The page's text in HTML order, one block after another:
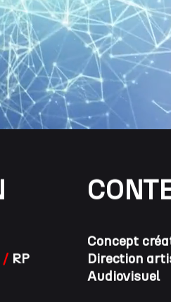
/ RP
Concept
Direction
Audiovisuel